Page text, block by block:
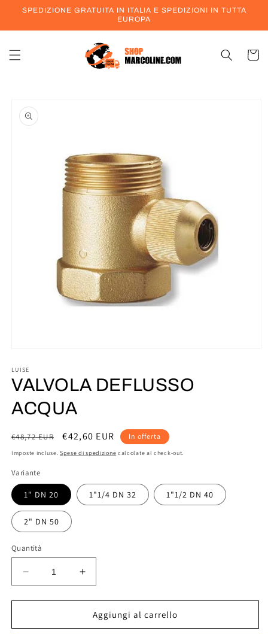
direttamente
SPEDIZIONE GRATUITA IN ITALIA E SPEDIZIONI IN TUTTA
EUROPA
Carrello
informazioni
sul prodotto
multimediali
1
in
modale
LUISE
VALVOLA DEFLUSSO
ACQUA
Prezzo
di
€48,72 EUR
Prezzo
scontato
€42,60 EUR In offerta
Imposte incluse. Spese di spedizione calcolate al check-out.
Variante
1" DN 20 1"1/4 DN 32 1"1/2 DN 40
2" DN 50
Quantità
Diminuisci
quantità
per
DEFLUSSO
Aumenta
quantità
per
VALVOLA
DEFLUSSO
Aggiungi al carrello